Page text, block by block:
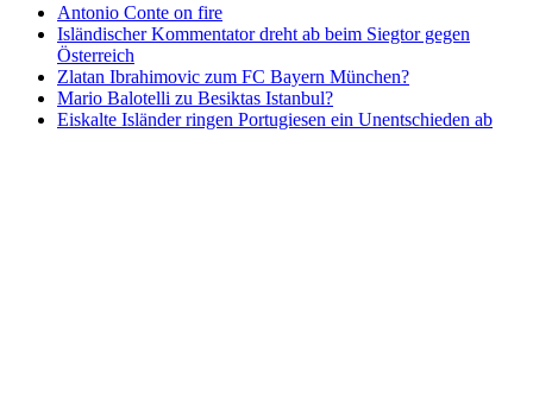
Antonio Conte on fire
Isländischer Kommentator dreht ab beim Siegtor gegen
Österreich
Zlatan Ibrahimovic zum FC Bayern München?
Mario Balotelli zu Besiktas Istanbul?
Eiskalte Isländer ringen Portugiesen ein Unentschieden ab